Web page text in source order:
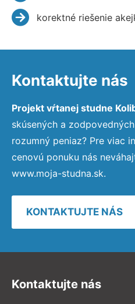
korektné riešenie
Kontaktujte nás
Projekt vŕtanej studne
skúsených a
rozumný peniaz? Pre viac
cenovú ponuku nás
www.moja-studna.sk.
KONTAKTUJTE NÁS
Kontaktujte nás